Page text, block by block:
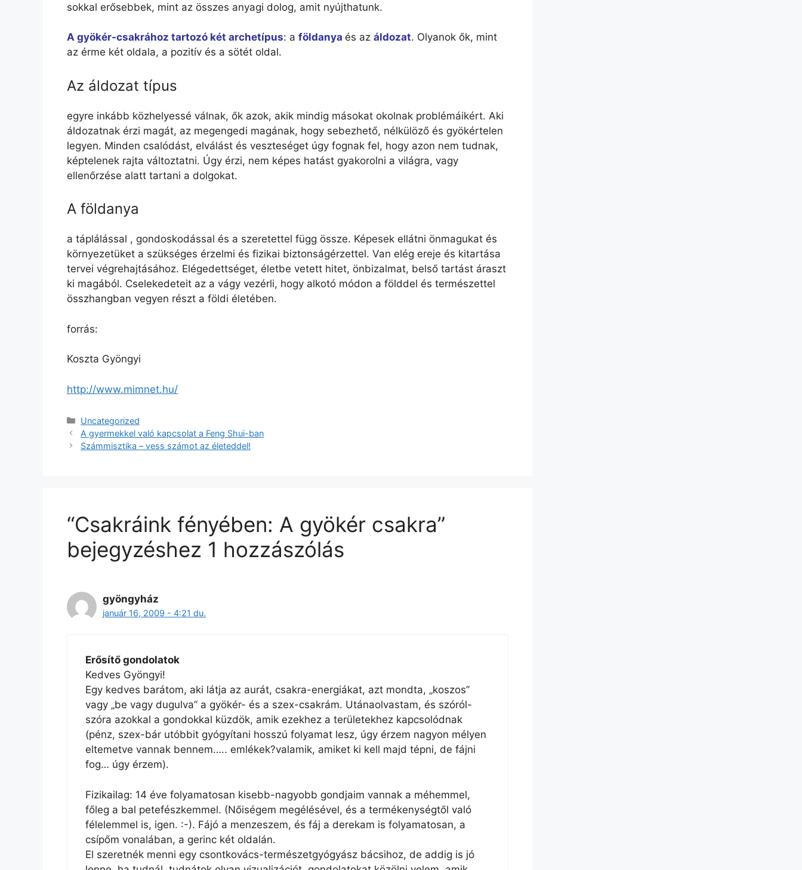
sokkal erősebbek, mint az összes anyagi dolog, amit nyújthatunk.
A gyökér-csakrához tartozó két archetípus: a földanya és az áldozat. Olyanok ők, mint
az érme két oldala, a pozitív és a sötét oldal.
Az áldozat típus
egyre inkább közhelyessé válnak, ők azok, akik mindig másokat okolnak problémáikért. Aki
áldozatnak érzi magát, az megengedi magának, hogy sebezhető, nélkülöző és gyökértelen
legyen. Minden csalódást, elválást és veszteséget úgy fognak fel, hogy azon nem tudnak,
képtelenek rajta változtatni. Úgy érzi, nem képes hatást gyakorolni a világra, vagy
ellenőrzése alatt tartani a dolgokat.
A földanya
a táplálással , gondoskodással és a szeretettel függ össze. Képesek ellátni önmagukat és
környezetüket a szükséges érzelmi és fizikai biztonságérzettel. Van elég ereje és kitartása
tervei végrehajtásához. Elégedettséget, életbe vetett hitet, önbizalmat, belső tartást áraszt
ki magából. Cselekedeteit az a vágy vezérli, hogy alkotó módon a földdel és természettel
összhangban vegyen részt a földi életében.
forrás:
Koszta Gyöngyi
http://www.mimnet.hu/
Kategória
Uncategorized
A gyermekkel való kapcsolat a Feng Shui-ban
Számmisztika – vess számot az életeddel!
“Csakráink fényében: A gyökér csakra”
bejegyzéshez 1 hozzászólás
gyöngyház
január 16, 2009 - 4:21 du.
Erősítő gondolatok
Kedves Gyöngyi!
Egy kedves barátom, aki látja az aurát, csakra-energiákat, azt mondta, „koszos”
vagy „be vagy dugulva” a gyökér- és a szex-csakrám. Utánaolvastam, és szóról-
szóra azokkal a gondokkal küzdök, amik ezekhez a területekhez kapcsolódnak
(pénz, szex-bár utóbbit gyógyítani hosszú folyamat lesz, úgy érzem nagyon mélyen
eltemetve vannak bennem….. emlékek?valamik, amiket ki kell majd tépni, de fájni
fog… úgy érzem).
Fizikailag: 14 éve folyamatosan kisebb-nagyobb gondjaim vannak a méhemmel,
főleg a bal petefészkemmel. (Nőiségem megélésével, és a termékenységtől való
félelemmel is, igen. :-). Fájó a menzeszem, és fáj a derekam is folyamatosan, a
csípőm vonalában, a gerinc két oldalán.
El szeretnék menni egy csontkovács-természetgyógyász bácsihoz, de addig is jó